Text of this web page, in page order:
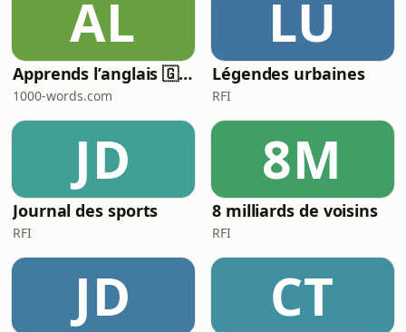
AL
Apprends l’anglais 🇬🇧 pendant ton sommeil 😴 1000 phrases pour débutants | avec 1000-words.com
1000-words.com
LU
Légendes urbaines
RFI
JD
Journal des sports
RFI
8M
8 milliards de voisins
RFI
JD CT